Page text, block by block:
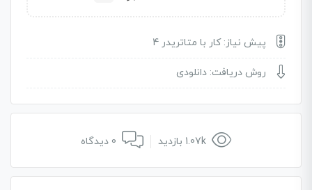
پیش نیاز: کار با متاتریدر 4
روش دریافت: دانلودی